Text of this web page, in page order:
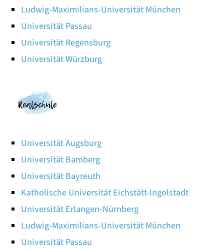
Ludwig-Maximilians-Universität München
Universität Passau
Universität Regensburg
Universität Würzburg
Universität Augsburg
Universität Bamberg
Universität Bayreuth
Katholische Universität Eichstätt-Ingolstadt
Universität Erlangen-Nürnberg
Ludwig-Maximilians-Universität München
Universität Passau